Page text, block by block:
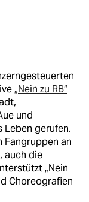
„Nein zu RB“
und
Leben gerufen.
Fangruppen an
auch die
„Nein
Choreografien